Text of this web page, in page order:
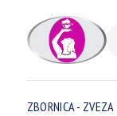
ZBORNICA - ZVEZA